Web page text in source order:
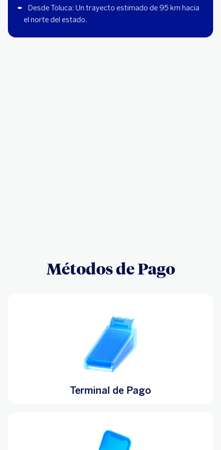
Desde Toluca: Un trayecto estimado de 95 km hacia
el norte del estado.
Métodos de Pago
Terminal de Pago